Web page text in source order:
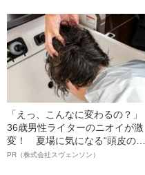
「えっ、こんなに変わるの？」
36歳男性ライターのニオイが激
変！ 夏場に気になる“頭皮のニ
オイ”や“ベタつき”を解消す
PR（株式会社スヴェンソン）